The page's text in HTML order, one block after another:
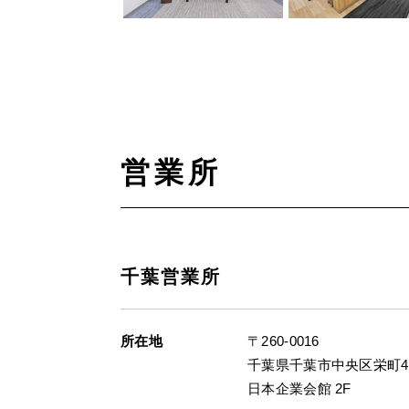
営業所
千葉営業所
所在地
〒260-0016
千葉県千葉市中央区栄町
日本企業会館 2F